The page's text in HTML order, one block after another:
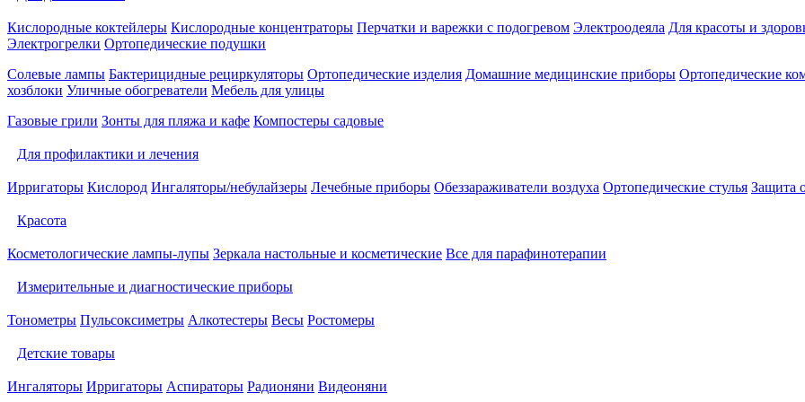
Кислородные коктейлеры Кислородные концентраторы Перчатки и варежки с подогревом Электроодеяла Для красоты и
Электрогрелки Ортопедические подушки
Солевые лампы Бактерицидные рециркуляторы Ортопедические изделия Домашние медицинские приборы Ортопедические
хозблоки Уличные обогреватели Мебель для улицы
Газовые грили Зонты для пляжа и кафе Компостеры садовые
Для профилактики и лечения
Ирригаторы Кислород Ингаляторы/небулайзеры Лечебные приборы Обеззараживатели воздуха Ортопедические стулья Защита
Красота
Косметологические лампы-лупы Зеркала настольные и косметические Все для парафинотерапии
Измерительные и диагностические приборы
Тонометры Пульсоксиметры Алкотестеры Весы Ростомеры
Детские товары
Ингаляторы Ирригаторы Аспираторы Радионяни Видеоняни